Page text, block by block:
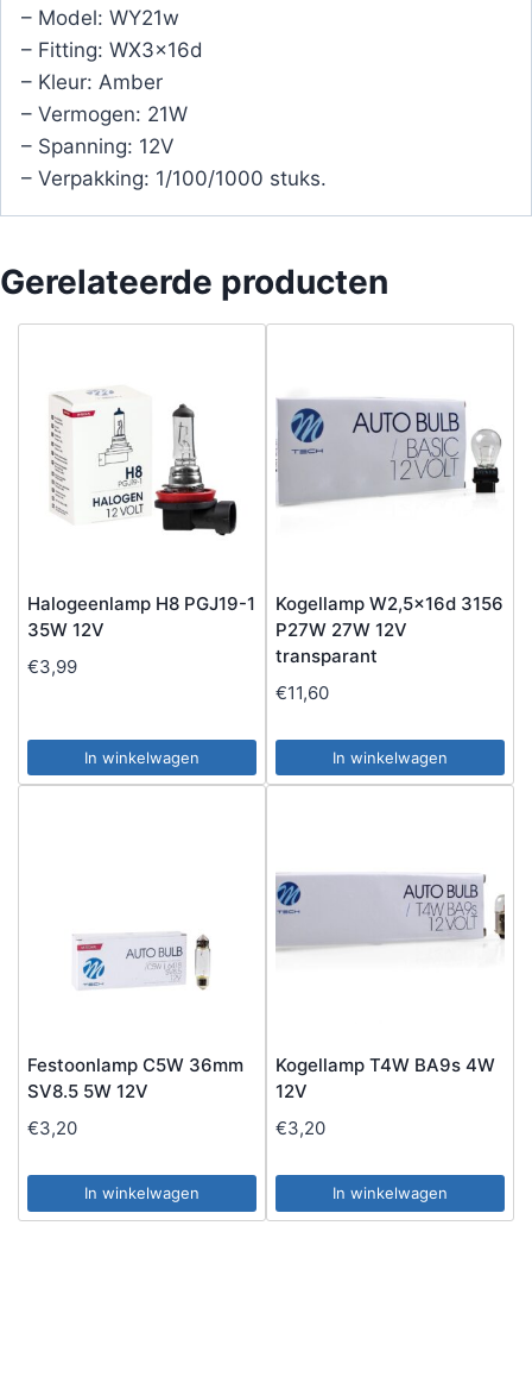
– Model: WY21w
– Fitting: WX3x16d
– Kleur: Amber
– Vermogen: 21W
– Spanning: 12V
– Verpakking: 1/100/1000 stuks.
Gerelateerde producten
Halogeenlamp H8 PGJ19-1
35W 12V
€3,99
In winkelwagen
Kogellamp W2,5x16d 3156
P27W 27W 12V
transparant
€11,60
In winkelwagen
Festoonlamp C5W 36mm
SV8.5 5W 12V
€3,20
In winkelwagen
Kogellamp T4W BA9s 4W
12V
€3,20
In winkelwagen